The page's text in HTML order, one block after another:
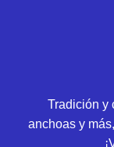
Tradición y
anchoas y